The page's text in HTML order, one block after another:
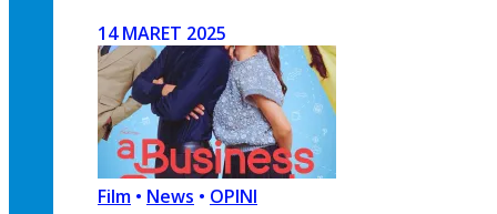
14 MARET 2025
Film • News • OPINI